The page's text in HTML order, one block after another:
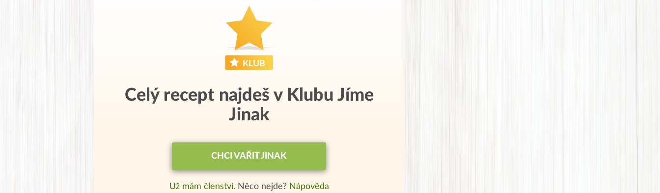
Celý recept najdeš v Klubu Jíme
Jinak
CHCI VAŘIT JINAK
Už mám členství. Něco nejde? Nápověda